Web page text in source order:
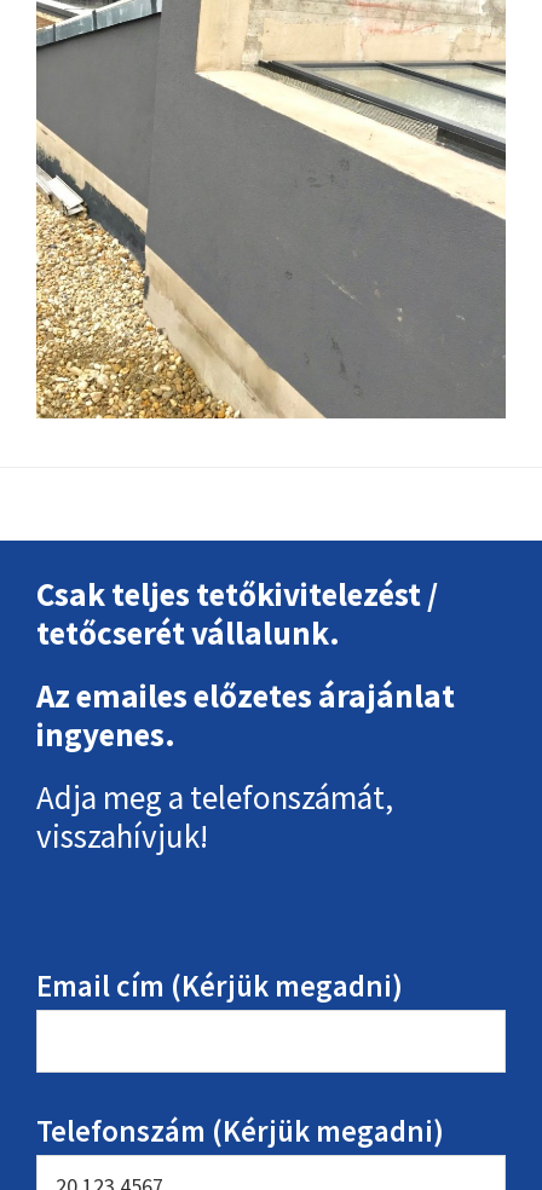
Csak teljes tetőkivitelezést /
tetőcserét vállalunk.
Az emailes előzetes árajánlat
ingyenes.
Adja meg a telefonszámát,
visszahívjuk!
Email cím (Kérjük megadni)
Telefonszám (Kérjük megadni)